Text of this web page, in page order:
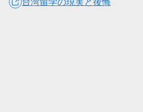
台湾留学の現実と後悔